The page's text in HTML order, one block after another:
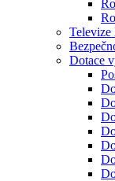
Dotace